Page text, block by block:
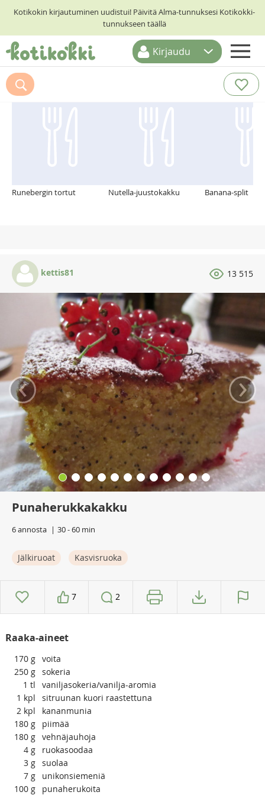
Kotikokin kirjautuminen uudistui! Päivitä Alma-tunnuksesi Kotikokki-
tunnukseen täällä
ETUSIVU
RESEPTIHAKU
Kirjaudu
Suosittelemme myös
Runebergin tortut Nutella-juustokakku Banana-split
kettis81 13 515
‹ ›
Punaherukkakakku
6 annosta 30 - 60 min
Jälkiruoat Kasvisruoka
7 2
Raaka-aineet
170 g voita
250 g sokeria
1 tl
vaniljasokeria/vanilja-aromia
1 kpl
sitruunan kuori raastettuna
2 kpl
kananmunia
180 g
piimää
180 g vehnäjauhoja
4 g
ruokasoodaa
3 g suolaa
7 g
unikonsiemeniä
100 g punaherukoita